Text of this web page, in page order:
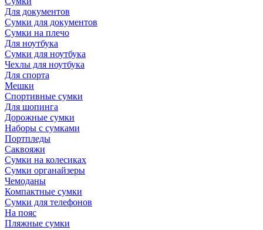
Для документов
Сумки для документов
Сумки на плечо
Для ноутбука
Сумки для ноутбука
Чехлы для ноутбука
Для спорта
Мешки
Спортивные сумки
Для шопинга
Дорожные сумки
Наборы с сумками
Портпледы
Саквояжи
Сумки на колесиках
Сумки органайзеры
Чемоданы
Компактные сумки
Сумки для телефонов
На пояс
Пляжные сумки